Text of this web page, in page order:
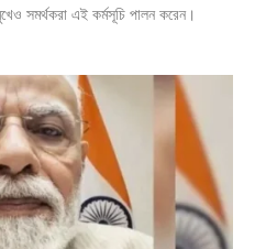
সমর্থকরা এই কর্মসূচি পালন করেন।